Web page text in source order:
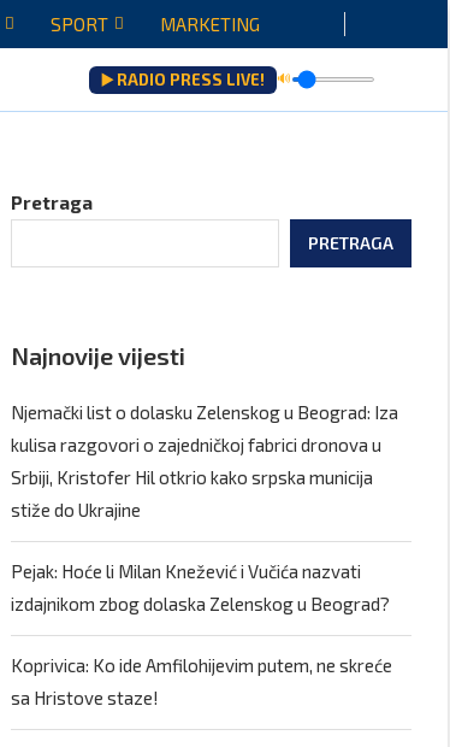
SPORT MARKETING
▶️ RADIO PRESS LIVE! 🔊
Pretraga
PRETRAGA
Najnovije vijesti
Njemački list o dolasku Zelenskog u Beograd: Iza
kulisa razgovori o zajedničkoj fabrici dronova u
Srbiji, Kristofer Hil otkrio kako srpska municija
stiže do Ukrajine
Pejak: Hoće li Milan Knežević i Vučića nazvati
izdajnikom zbog dolaska Zelenskog u Beograd?
Koprivica: Ko ide Amfilohijevim putem, ne skreće
sa Hristove staze!